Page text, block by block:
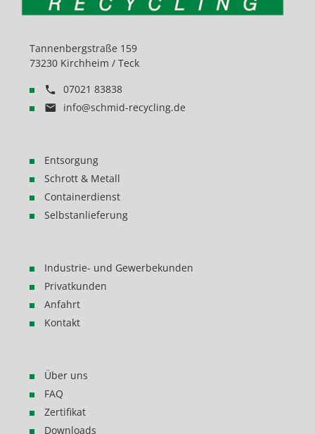
Tannenbergstraße 159
73230 Kirchheim / Teck
07021 83838
info@schmid-recycling.de
Entsorgung
Schrott & Metall
Containerdienst
Selbstanlieferung
Industrie- und Gewerbekunden
Privatkunden
Anfahrt
Kontakt
Über uns
FAQ
Zertifikat
Downloads